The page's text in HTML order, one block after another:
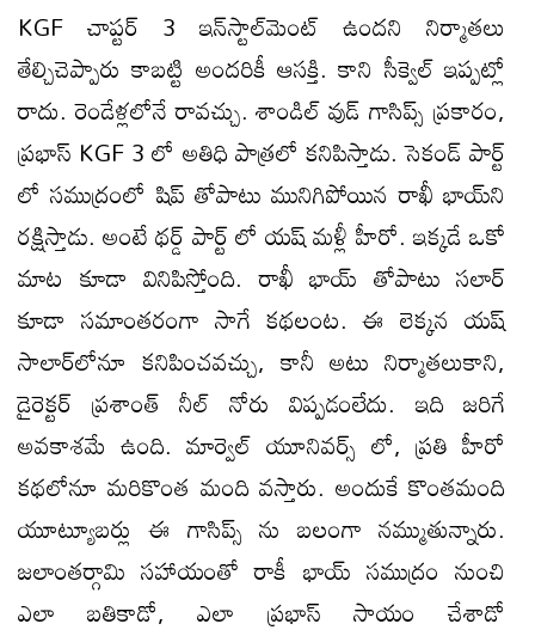
KGF చాప్టర్ 3 ఇన్‌స్టాల్‌మెంట్ ఉంద‌ని నిర్మాత‌లు
తేల్చిచెప్పారు కాబ‌ట్టి అంద‌రికీ ఆస‌క్తి. కాని సీక్వెల్ ఇప్ప‌ట్లో
రాదు. రెండేళ్ల‌లోనే రావ‌చ్చు. శాండిల్ వుడ్ గాసిప్స్ ప్రకారం,
ప్రభాస్ KGF 3 లో అతిధి పాత్రలో కనిపిస్తాడు. సెకండ్ పార్ట్
లో స‌ముద్రంలో షిప్ తోపాటు మునిగిపోయిన‌ రాఖీ భాయ్‌ని
రక్షిస్తాడు. అంటే థ‌ర్డ్ పార్ట్ లో య‌ష్ మ‌ళ్లీ హీరో. ఇక్క‌డే ఒకో
మాట కూడా వినిపిస్తోంది. రాఖీ భాయ్ తోపాటు స‌లార్
కూడా స‌మాంత‌రంగా సాగే క‌థ‌లంట‌. ఈ లెక్క‌న‌ యష్
సాలార్‌లోనూ కనిపించవచ్చు, కానీ అటు నిర్మాత‌లుకాని,
డైరెక్ట‌ర్ ప్రశాంత్ నీల్ నోరు విప్ప‌డంలేదు. ఇది జ‌రిగే
అవ‌కాశ‌మే ఉంది. మార్వెల్ యూనివ‌ర్స్ లో, ప్ర‌తి హీరో
క‌థ‌లోనూ మ‌రికొంత మంది వ‌స్తారు. అందుకే కొంత‌మంది
యూట్యూబర్లు ఈ గాసిప్స్ ను బ‌లంగా న‌మ్ముతున్నారు.
జలాంతర్గామి సహాయంతో రాకీ భాయ్ సముద్రం నుంచి
ఎలా బ‌తికాడో, ఎలా ప్ర‌భాస్ సాయం చేశాడో